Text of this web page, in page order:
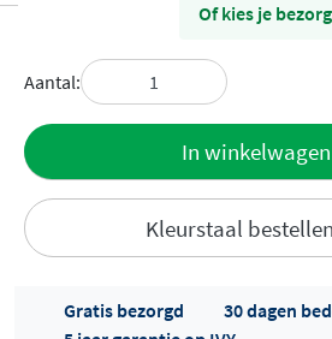
Of kies je
Aantal:
In winkelwagen
Kleurstaal bestellen
Gratis bezorgd
30 dagen